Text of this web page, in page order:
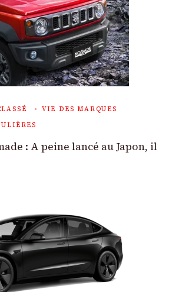
VIE DES MARQUES
: A peine lancé au Japon, il